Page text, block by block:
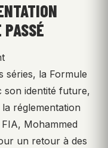
séries, la Formule
son identité future,
réglementation
Mohammed
un retour à des